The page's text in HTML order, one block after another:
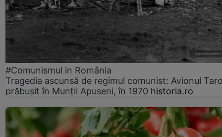
#Comunismul in România
Tragedia ascunsă de regimul comunist: Avionul
prăbușit în Munții Apuseni, în 1970 historia.ro